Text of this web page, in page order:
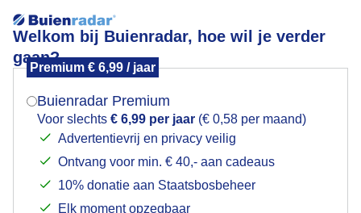
Welkom bij Buienradar, hoe wil je verder
gaan?
Premium € 6,99 / jaar
Buienradar Premium
Voor slechts € 6,99 per jaar (€ 0,58 per maand)
Advertentievrij en privacy veilig
Ontvang voor min. € 40,- aan cadeaus
10% donatie aan Staatsbosbeheer
Elk moment opzegbaar
Ram heeft intresse in nr 63
Mogen we je locatie gebruiken voor het
Indien je hier nog geen akkoord op hebt gegeven,
verschijnt er zo een pop-up uit je browser waarin